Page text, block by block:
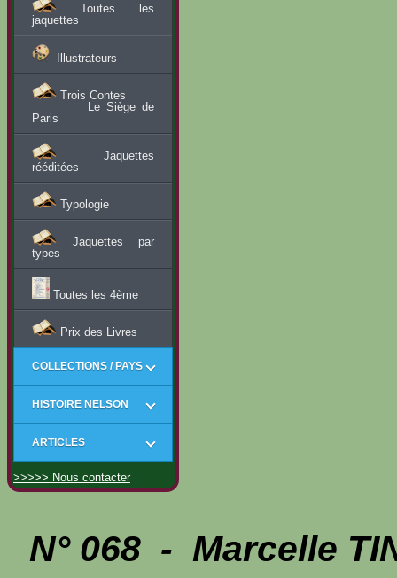
Toutes les
jaquettes
Illustrateurs
Trois Contes
Le Siège de
Paris
Jaquettes
rééditées
Typologie
Jaquettes par
types
Toutes les 4ème
Prix des Livres
COLLECTIONS / PAYS
HISTOIRE NELSON
ARTICLES
>>>>> Nous contacter
N° 068 - Marcelle